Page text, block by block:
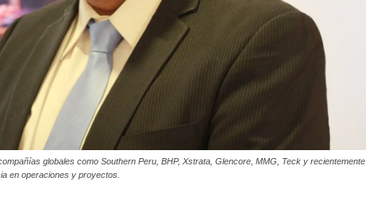
globales como Southern Peru, BHP, Xstrata, Glencore, MMG, Teck y recientemente
en operaciones y proyectos.